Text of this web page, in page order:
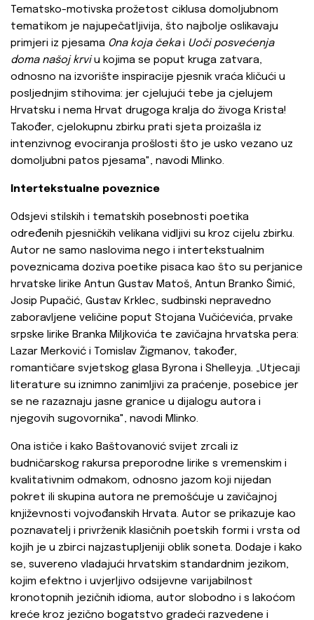
Tematsko-motivska prožetost ciklusa domoljubnom
tematikom je najupečatljivija, što najbolje oslikavaju
primjeri iz pjesama Ona koja čekai Uoči posvećenja
doma našoj krviu kojima se poput kruga zatvara,
odnosno na izvorište inspiracije pjesnik vraća kličući u
posljednjim stihovima: jer cjelujući tebe ja cjelujem
Hrvatsku i nema Hrvat drugoga kralja do živoga Krista!
Također, cjelokupnu zbirku prati sjeta proizašla iz
intenzivnog evociranja prošlosti što je usko vezano uz
domoljubni patos pjesama", navodi Mlinko.
Intertekstualne poveznice
Odsjevi stilskih i tematskih posebnosti poetika
određenih pjesničkih velikana vidljivi su kroz cijelu zbirku.
Autor ne samo naslovima nego i intertekstualnim
poveznicama doziva poetike pisaca kao što su perjanice
hrvatske lirike Antun Gustav Matoš, Antun Branko Šimić,
Josip Pupačić, Gustav Krklec, sudbinski nepravedno
zaboravljene veličine poput Stojana Vučićevića, prvake
srpske lirike Branka Miljkovića te zavičajna hrvatska pera:
Lazar Merković i Tomislav Žigmanov, također,
romantičare svjetskog glasa Byrona i Shelleyja. „Utjecaji
literature su iznimno zanimljivi za praćenje, posebice jer
se ne razaznaju jasne granice u dijalogu autora i
njegovih sugovornika", navodi Mlinko.
Ona ističe i kako Baštovanović svijet zrcali iz
budničarskog rakursa preporodne lirike s vremenskim i
kvalitativnim odmakom, odnosno jazom koji nijedan
pokret ili skupina autora ne premošćuje u zavičajnoj
književnosti vojvođanskih Hrvata. Autor se prikazuje kao
poznavatelj i privrženik klasičnih poetskih formi i vrsta od
kojih je u zbirci najzastupljeniji oblik soneta. Dodaje i kako
se, suvereno vladajući hrvatskim standardnim jezikom,
kojim efektno i uvjerljivo odsijevne varijabilnost
kronotopnih jezičnih idioma, autor slobodno i s lakoćom
kreće kroz jezično bogatstvo gradeći razvedene i